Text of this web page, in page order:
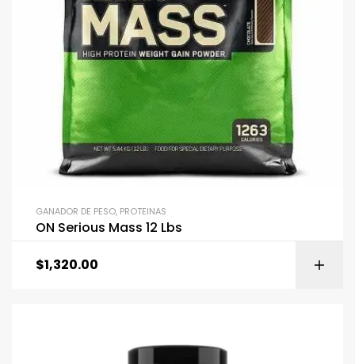
GANADOR DE PESO, PROTEINAS
ON Serious Mass 12 Lbs
$1,320.00